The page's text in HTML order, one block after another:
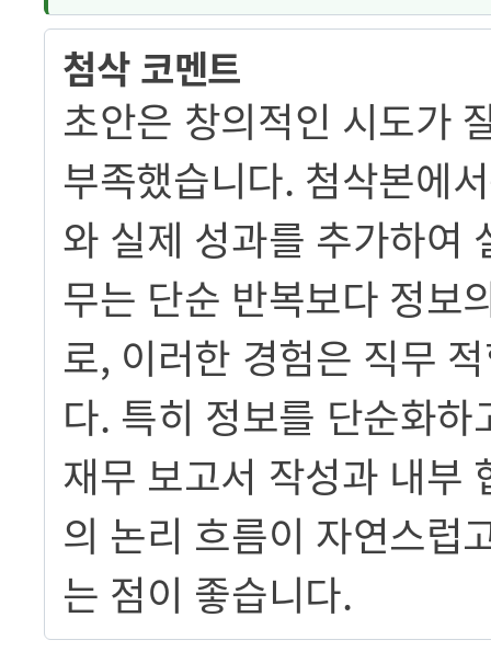
첨삭 코멘트
초안은 창의적인 시도가
부족했습니다. 첨삭본에
와 실제 성과를 추가하여
무는 단순 반복보다 정보
로, 이러한 경험은 직무
다. 특히 정보를 단순화
재무 보고서 작성과 내부
의 논리 흐름이 자연스럽
는 점이 좋습니다.